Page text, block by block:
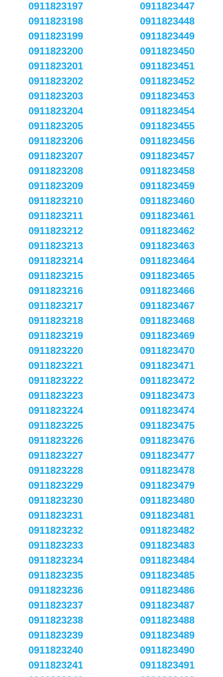
0911823197
0911823198
0911823199
0911823200
0911823201
0911823202
0911823203
0911823204
0911823205
0911823206
0911823207
0911823208
0911823209
0911823210
0911823211
0911823212
0911823213
0911823214
0911823215
0911823216
0911823217
0911823218
0911823219
0911823220
0911823221
0911823222
0911823223
0911823224
0911823225
0911823226
0911823227
0911823228
0911823229
0911823230
0911823231
0911823232
0911823233
0911823234
0911823235
0911823236
0911823237
0911823238
0911823239
0911823240
0911823241
0911823447
0911823448
0911823449
0911823450
0911823451
0911823452
0911823453
0911823454
0911823455
0911823456
0911823457
0911823458
0911823459
0911823460
0911823461
0911823462
0911823463
0911823464
0911823465
0911823466
0911823467
0911823468
0911823469
0911823470
0911823471
0911823472
0911823473
0911823474
0911823475
0911823476
0911823477
0911823478
0911823479
0911823480
0911823481
0911823482
0911823483
0911823484
0911823485
0911823486
0911823487
0911823488
0911823489
0911823490
0911823491